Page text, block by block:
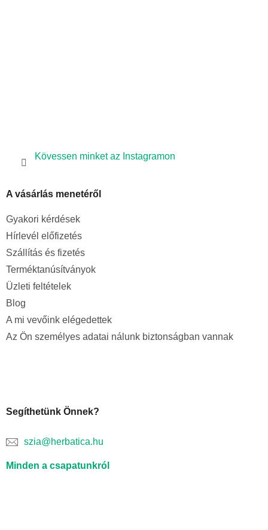
Kövessen minket az Instagramon
A vásárlás menetéről
Gyakori kérdések
Hírlevél előfizetés
Szállítás és fizetés
Terméktanúsítványok
Üzleti feltételek
Blog
A mi vevőink elégedettek
Az Ön személyes adatai nálunk biztonságban vannak
Segíthetünk Önnek?
szia@herbatica.hu
Minden a csapatunkról